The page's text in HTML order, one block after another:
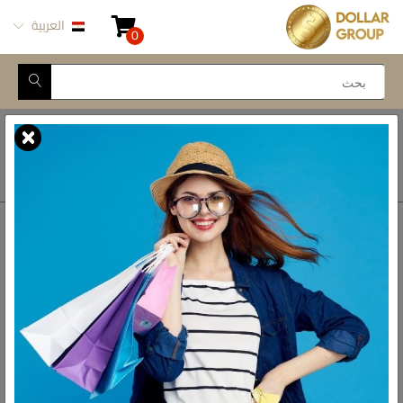
0 العربية
Closed for Maintenance
رواد الادوات المنزلية فى مصر
أتصل بنا
أحصل على الاتجاهات
ش المدينة المنورة -
محور طه حسين, 69 طه
حسين النزهة الجديدة -
القاهرة
الواتس اب
01093777446